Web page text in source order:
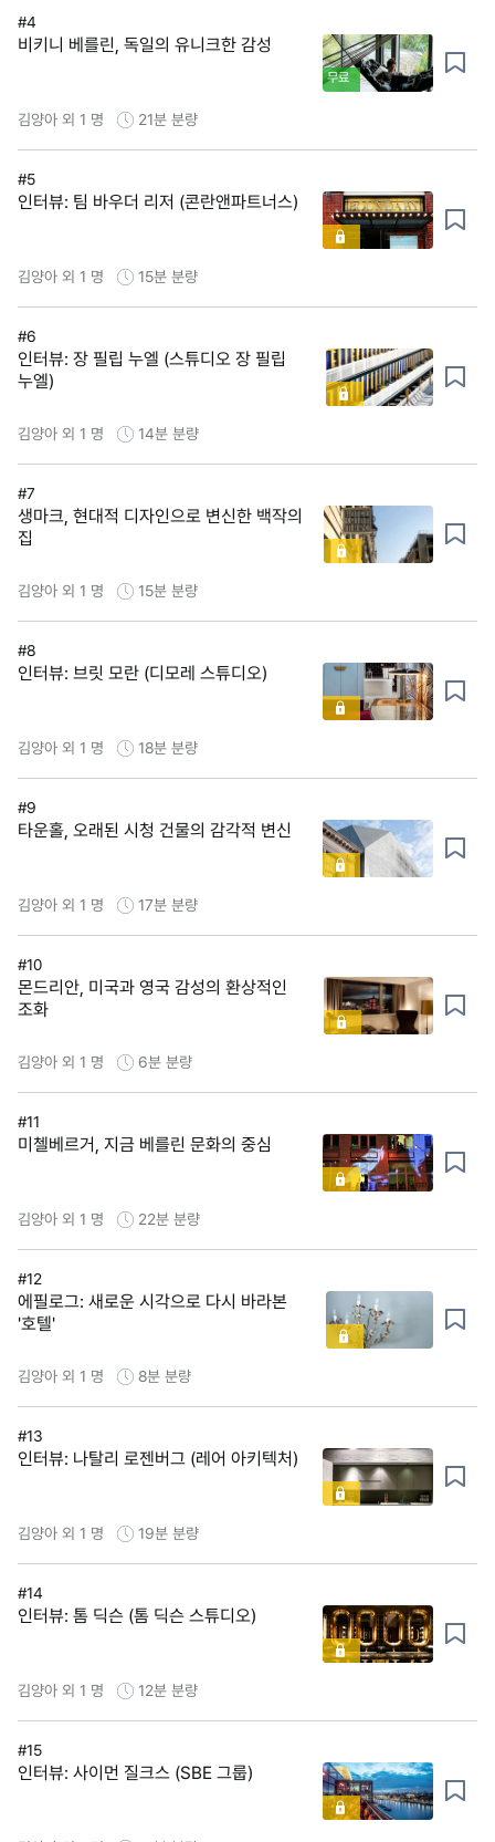
#4
비키니 베를린, 독일의 유니크한 감성
무료
김양아 외 1 명 21분 분량
#5
인터뷰: 팀 바우더 리저 (콘란앤파트너스)
김양아 외 1 명 15분 분량
#6
인터뷰: 장 필립 누엘 (스튜디오 장 필립
누엘)
김양아 외 1 명 14분 분량
#7
생마크, 현대적 디자인으로 변신한 백작의
집
김양아 외 1 명 15분 분량
#8
인터뷰: 브릿 모란 (디모레 스튜디오)
김양아 외 1 명 18분 분량
#9
타운홀, 오래된 시청 건물의 감각적 변신
김양아 외 1 명 17분 분량
#10
몬드리안, 미국과 영국 감성의 환상적인
조화
김양아 외 1 명 6분 분량
#11
미첼베르거, 지금 베를린 문화의 중심
김양아 외 1 명 22분 분량
#12
에필로그: 새로운 시각으로 다시 바라본
'호텔'
김양아 외 1 명 8분 분량
#13
인터뷰: 나탈리 로젠버그 (레어 아키텍처)
김양아 외 1 명 19분 분량
#14
인터뷰: 톰 딕슨 (톰 딕슨 스튜디오)
김양아 외 1 명 12분 분량
#15
인터뷰: 사이먼 질크스 (SBE 그룹)